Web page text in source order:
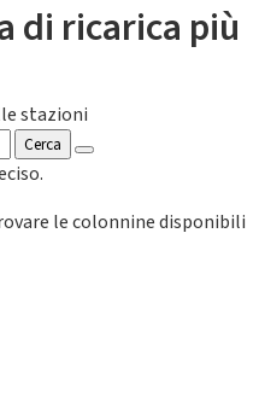
di ricarica più
stazioni
Cerca
le colonnine disponibili